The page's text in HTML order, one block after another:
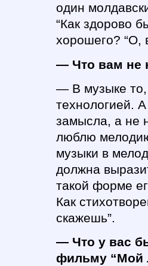
один
“Как здорово
хорошего? “О,
— Что вам не
— В музыке то,
технологией.
замысла, а не
люблю
музыки в
должна
такой форме
Как
скажешь”.
— Что у вас
фильму “Мой